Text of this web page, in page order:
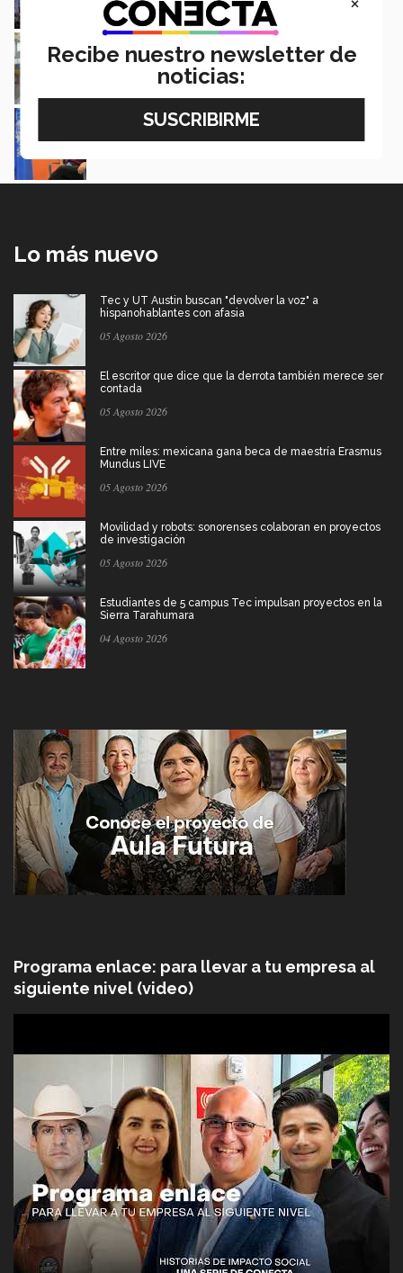
Centro de Escritura es inaugurado en Campus
Morelia
Armando Ángeles Zalapa
Colabora alumna del Tec en proyecto de la
ONU contra la violencia
Lo más nuevo
Tec y UT Austin buscan "devolver la voz" a
hispanohablantes con afasia
05 Agosto 2026
El escritor que dice que la derrota también merece ser
contada
05 Agosto 2026
Entre miles: mexicana gana beca de maestría Erasmus
Mundus LIVE
05 Agosto 2026
Movilidad y robots: sonorenses colaboran en proyectos
de investigación
05 Agosto 2026
Estudiantes de 5 campus Tec impulsan proyectos en la
Sierra Tarahumara
04 Agosto 2026
Programa enlace: para llevar a tu empresa al
siguiente nivel (video)
Recibe nuestro newsletter de
noticias: